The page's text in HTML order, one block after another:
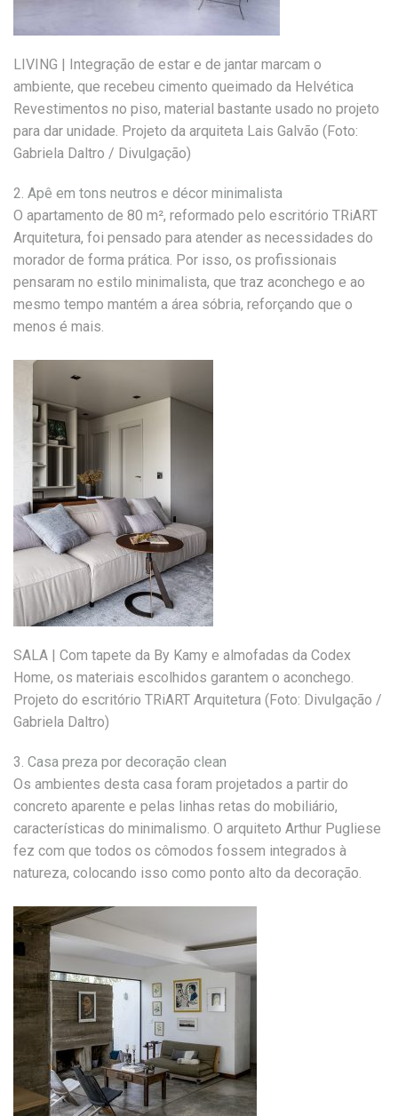
LIVING | Integração de estar e de jantar marcam o
ambiente, que recebeu cimento queimado da Helvética
Revestimentos no piso, material bastante usado no projeto
para dar unidade. Projeto da arquiteta Lais Galvão (Foto:
Gabriela Daltro / Divulgação)
2. Apê em tons neutros e décor minimalista
O apartamento de 80 m², reformado pelo escritório TRiART
Arquitetura, foi pensado para atender as necessidades do
morador de forma prática. Por isso, os profissionais
pensaram no estilo minimalista, que traz aconchego e ao
mesmo tempo mantém a área sóbria, reforçando que o
menos é mais.
SALA | Com tapete da By Kamy e almofadas da Codex
Home, os materiais escolhidos garantem o aconchego.
Projeto do escritório TRiART Arquitetura (Foto: Divulgação /
Gabriela Daltro)
3. Casa preza por decoração clean
Os ambientes desta casa foram projetados a partir do
concreto aparente e pelas linhas retas do mobiliário,
características do minimalismo. O arquiteto Arthur Pugliese
fez com que todos os cômodos fossem integrados à
natureza, colocando isso como ponto alto da decoração.